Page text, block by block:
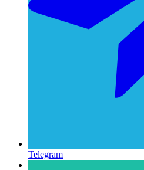
Telegram